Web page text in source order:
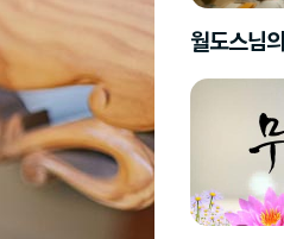
월도스님